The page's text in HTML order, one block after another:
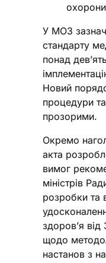
У МОЗ
стандарту
понад
Новий
процедури
прозорими.
Окремо
акта
вимог
міністрів
розробки та
здоров’я
щодо
настанов з